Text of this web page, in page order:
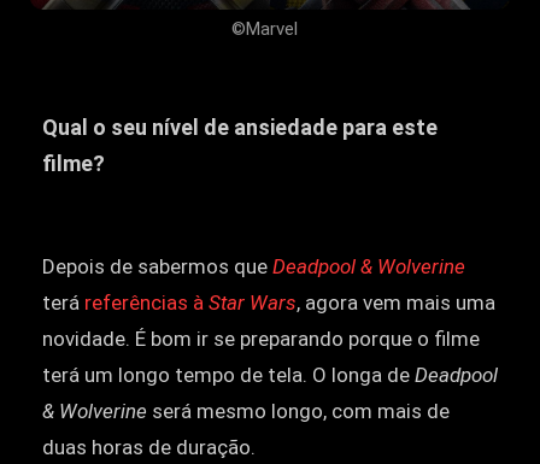
©Marvel
Qual o seu nível de ansiedade para este
filme?
Depois de sabermos que Deadpool & Wolverine
terá referências à Star Wars, agora vem mais uma
novidade. É bom ir se preparando porque o filme
terá um longo tempo de tela. O longa de Deadpool
& Wolverine será mesmo longo, com mais de
duas horas de duração.